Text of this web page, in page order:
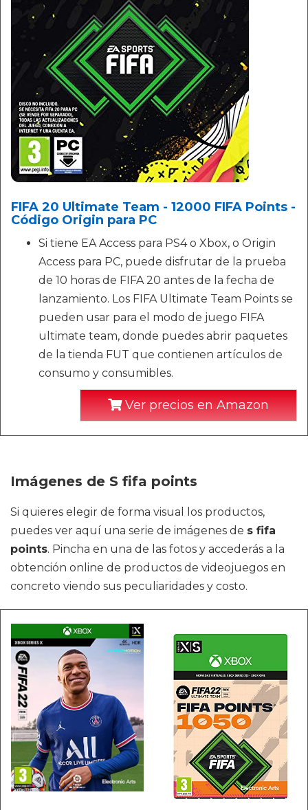
FIFA 20 Ultimate Team - 12000 FIFA Points -
Código Origin para PC
Si tiene EA Access para PS4 o Xbox, o Origin
Access para PC, puede disfrutar de la prueba
de 10 horas de FIFA 20 antes de la fecha de
lanzamiento. Los FIFA Ultimate Team Points se
pueden usar para el modo de juego FIFA
ultimate team, donde puedes abrir paquetes
de la tienda FUT que contienen artículos de
consumo y consumibles.
Ver precios en Amazon
Imágenes de S fifa points
Si quieres elegir de forma visual los productos,
puedes ver aquí una serie de imágenes de s fifa
points. Pincha en una de las fotos y accederás a la
obtención online de productos de videojuegos en
concreto viendo sus peculiaridades y costo.